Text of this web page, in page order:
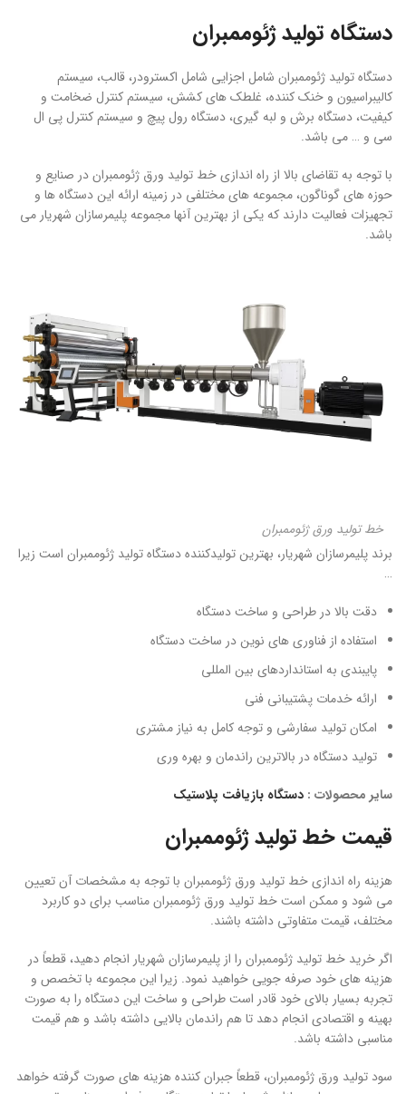
دستگاه تولید ژئوممبران
دستگاه تولید ژئوممبران شامل اجزایی شامل اکسترودر، قالب، سیستم
کالیبراسیون و خنک کننده، غلطک های کشش، سیستم کنترل ضخامت و
کیفیت، دستگاه برش و لبه گیری، دستگاه رول پیچ و سیستم کنترل پی ال
سی و … می باشد.
با توجه به تقاضای بالا از راه اندازی خط تولید ورق ژئوممبران در صنایع و
حوزه های گوناگون، مجموعه های مختلفی در زمینه ارائه این دستگاه ها و
تجهیزات فعالیت دارند که یکی از بهترین آنها مجموعه پلیمرسازان شهریار می
باشد.
خط تولید ورق ژئوممبران
برند پلیمرسازان شهریار، بهترین تولیدکننده دستگاه تولید ژئوممبران است زیرا
…
دقت بالا در طراحی و ساخت دستگاه
استفاده از فناوری های نوین در ساخت دستگاه
پایبندی به استانداردهای بین المللی
ارائه خدمات پشتیبانی فنی
امکان تولید سفارشی و توجه کامل به نیاز مشتری
تولید دستگاه در بالاترین راندمان و بهره وری
سایر محصولات : دستگاه بازیافت پلاستیک
قیمت خط تولید ژئوممبران
هزینه راه اندازی خط تولید ورق ژئوممبران با توجه به مشخصات آن تعیین
می شود و ممکن است خط تولید ورق ژئوممبران مناسب برای دو کاربرد
مختلف، قیمت متفاوتی داشته باشند.
اگر خرید خط تولید ژئوممبران را از پلیمرسازان شهریار انجام دهید، قطعاً در
هزینه های خود صرفه جویی خواهید نمود. زیرا این مجموعه با تخصص و
تجربه بسیار بالای خود قادر است طراحی و ساخت این دستگاه را به صورت
بهینه و اقتصادی انجام دهد تا هم راندمان بالایی داشته باشد و هم قیمت
مناسبی داشته باشد.
سود تولید ورق ژئوممبران، قطعاً جبران کننده هزینه های صورت گرفته خواهد